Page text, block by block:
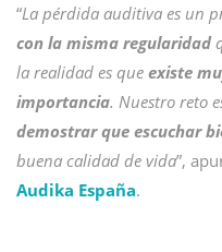
“La pérdida auditiva es un
con la misma regularidad
la realidad es que existe
importancia. Nuestro reto
demostrar que escuchar
buena calidad de vida”,
Audika España.